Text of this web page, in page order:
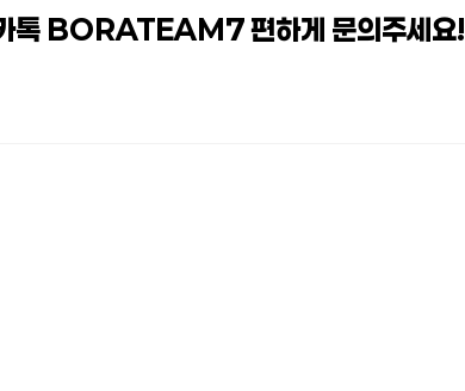
BORATEAM7 편하게 문의주세요!